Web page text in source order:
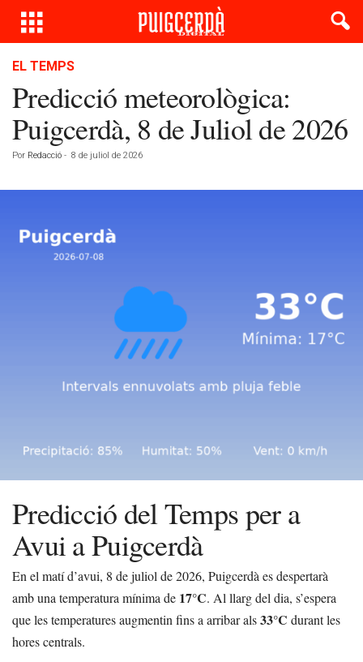
EL TEMPS
Predicció meteorològica:
Puigcerdà, 8 de Juliol de 2026
Por Redacció - 8 de juliol de 2026
Predicció del Temps per a
Avui a Puigcerdà
En el matí d’avui, 8 de juliol de 2026, Puigcerdà es despertarà
amb una temperatura mínima de 17°C. Al llarg del dia, s’espera
que les temperatures augmentin fins a arribar als33°C durant les
hores centrals.